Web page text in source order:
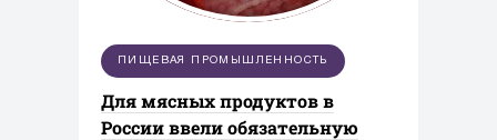
ПИЩЕВАЯ ПРОМЫШЛЕННОСТЬ
Для мясных продуктов в
России ввели обязательную